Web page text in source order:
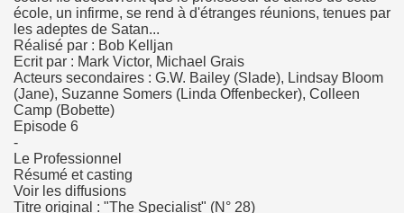
école, un infirme, se rend à d'étranges réunions, tenues par
les adeptes de Satan...
Réalisé par : Bob Kelljan
Ecrit par : Mark Victor, Michael Grais
Acteurs secondaires : G.W. Bailey (Slade), Lindsay Bloom
(Jane), Suzanne Somers (Linda Offenbecker), Colleen
Camp (Bobette)
Episode 6
-
Le Professionnel
Résumé et casting
Voir les diffusions
Titre original : "The Specialist" (N° 28)